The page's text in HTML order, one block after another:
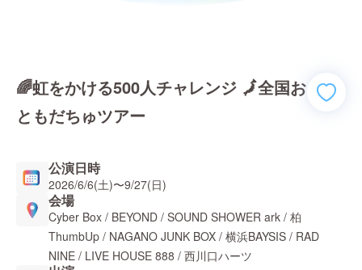
🌈虹をかける500人チャレンジ 🗾全国お
ともだちゅツアー
公演日時
2026/6/6(土)〜9/27(日)
会場
Cyber Box / BEYOND / SOUND SHOWER ark / 柏
ThumbUp / NAGANO JUNK BOX / 横浜BAYSIS / RAD
NINE / LIVE HOUSE 888 / 西川口ハーツ